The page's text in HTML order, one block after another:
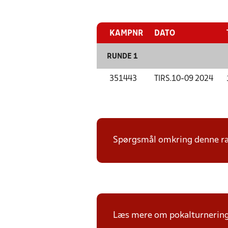
KAMPNR DATO
RUNDE 1
351443 TIRS.10-09 2024
Spørgsmål omkring denne
Læs mere om